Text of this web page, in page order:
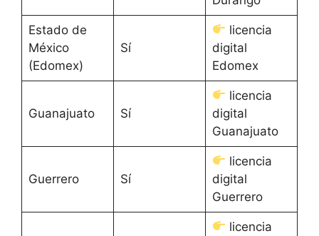
Estado de
México
(Edomex)
Sí
licencia
digital
Edomex
Guanajuato Sí
licencia
digital
Guanajuato
Guerrero Sí
licencia
digital
Guerrero
licencia